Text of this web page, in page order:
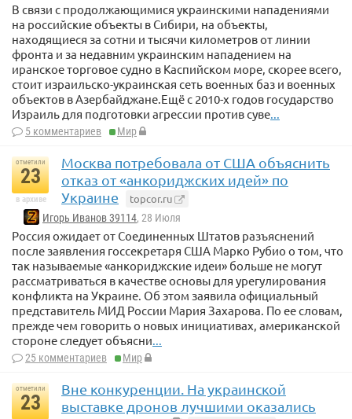
В связи с продолжающимися украинскими нападениями
на российские объекты в Сибири, на объекты,
находящиеся за сотни и тысячи километров от линии
фронта и за недавним украинским нападением на
иранское торговое судно в Каспийском море, скорее всего,
стоит израильско-украинская сеть военных баз и военных
объектов в Азербайджане.Ещё с 2010-х годов государство
Израиль для подготовки агрессии против суве...
5 комментариев Мир
отметили
23
в архиве
Москва потребовала от США объяснить
отказ от «анкориджских идей» по
Украине
topcor.ru
Игорь Иванов 39114, 28 Июля
Россия ожидает от Соединенных Штатов разъяснений
после заявления госсекретаря США Марко Рубио о том, что
так называемые «анкориджские идеи» больше не могут
рассматриваться в качестве основы для урегулирования
конфликта на Украине. Об этом заявила официальный
представитель МИД России Мария Захарова. По ее словам,
прежде чем говорить о новых инициативах, американской
стороне следует объясни...
25 комментариев Мир
отметили
23
Вне конкуренции. На украинской
выставке дронов лучшими оказались